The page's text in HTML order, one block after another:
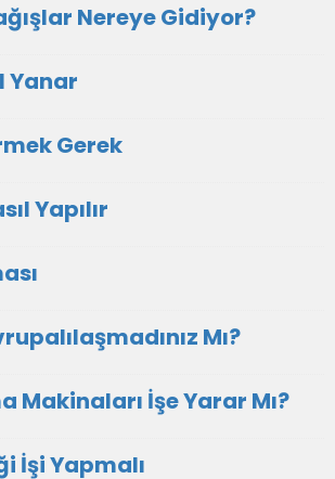
Nereye Gidiyor?
Yanar
Gerek
Yapılır
Mı?
Makinaları İşe Yarar Mı?
İşi Yapmalı